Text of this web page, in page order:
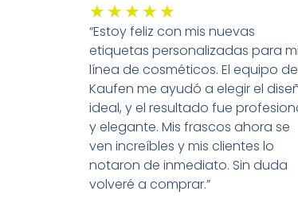
★ ★ ★ ★ ★
con
5
de
5
“Estoy feliz con mis nuevas
etiquetas personalizadas para mi
línea de cosméticos. El equipo de
Kaufen me ayudó a elegir el
ideal, y el resultado fue
y elegante. Mis frascos ahora se
ven increíbles y mis clientes lo
notaron de inmediato. Sin duda
volveré a comprar.”